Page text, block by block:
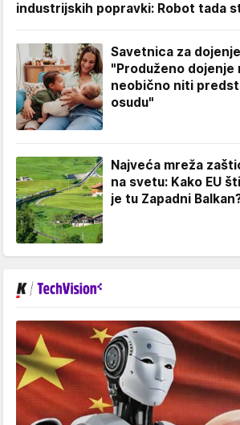
industrijskih popravki: Robot tada
Savetnica za
"Produženo dojenje
neobično niti
osudu"
Najveća mreža
na svetu: Kako EU
je tu Zapadni